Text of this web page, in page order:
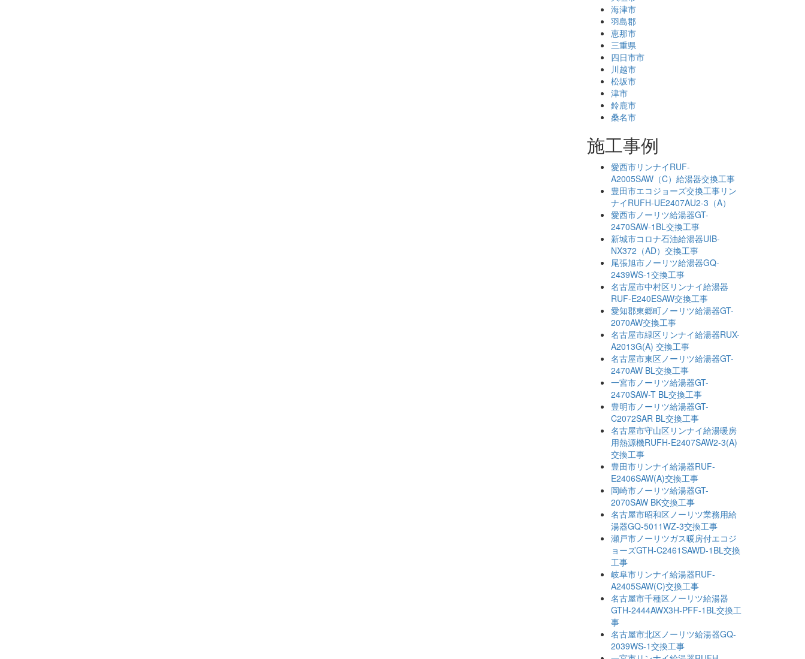
海津市
羽島郡
恵那市
三重県
四日市市
川越市
松坂市
津市
鈴鹿市
桑名市
施工事例
愛西市リンナイRUF-
A2005SAW（C）給湯器交換工事
豊田市エコジョーズ交換工事リン
ナイRUFH-UE2407AU2-3（A）
愛西市ノーリツ給湯器GT-
2470SAW-1BL交換工事
新城市コロナ石油給湯器UIB-
NX372（AD）交換工事
尾張旭市ノーリツ給湯器GQ-
2439WS-1交換工事
名古屋市中村区リンナイ給湯器
RUF-E240ESAW交換工事
愛知郡東郷町ノーリツ給湯器GT-
2070AW交換工事
名古屋市緑区リンナイ給湯器RUX-
A2013G(A) 交換工事
名古屋市東区ノーリツ給湯器GT-
2470AW BL交換工事
一宮市ノーリツ給湯器GT-
2470SAW-T BL交換工事
豊明市ノーリツ給湯器GT-
C2072SAR BL交換工事
名古屋市守山区リンナイ給湯暖房
用熱源機RUFH-E2407SAW2-3(A)
交換工事
豊田市リンナイ給湯器RUF-
E2406SAW(A)交換工事
岡崎市ノーリツ給湯器GT-
2070SAW BK交換工事
名古屋市昭和区ノーリツ業務用給
湯器GQ-5011WZ-3交換工事
瀬戸市ノーリツガス暖房付エコジ
ョーズGTH-C2461SAWD-1BL交換
工事
岐阜市リンナイ給湯器RUF-
A2405SAW(C)交換工事
名古屋市千種区ノーリツ給湯器
GTH-2444AWX3H-PFF-1BL交換工
事
名古屋市北区ノーリツ給湯器GQ-
2039WS-1交換工事